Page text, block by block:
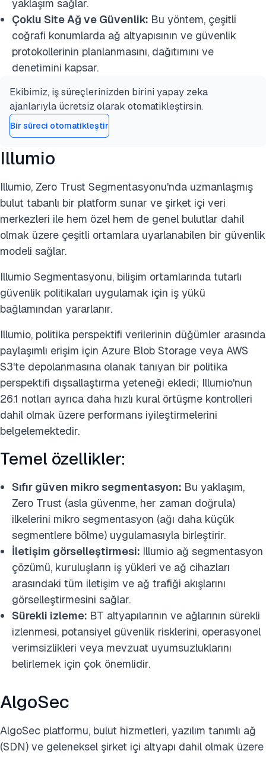
yaklaşım sağlar.
Çoklu Site Ağ ve Güvenlik: Bu yöntem, çeşitli
coğrafi konumlarda ağ altyapısının ve güvenlik
protokollerinin planlanmasını, dağıtımını ve
denetimini kapsar.
Ekibimiz, iş süreçlerinizden birini yapay zeka
ajanlarıyla ücretsiz olarak otomatikleştirsin.
Bir süreci otomatikleştir
Illumio
Illumio, Zero Trust Segmentasyonu'nda uzmanlaşmış
bulut tabanlı bir platform sunar ve şirket içi veri
merkezleri ile hem özel hem de genel bulutlar dahil
olmak üzere çeşitli ortamlara uyarlanabilen bir güvenlik
modeli sağlar.
Illumio Segmentasyonu, bilişim ortamlarında tutarlı
güvenlik politikaları uygulamak için iş yükü
bağlamından yararlanır.
Illumio, politika perspektifi verilerinin düğümler arasında
paylaşımlı erişim için Azure Blob Storage veya AWS
S3'te depolanmasına olanak tanıyan bir politika
perspektifi dışsallaştırma yeteneği ekledi; Illumio'nun
26.1 notları ayrıca daha hızlı kural örtüşme kontrolleri
dahil olmak üzere performans iyileştirmelerini
belgelemektedir.
Temel özellikler:
Sıfır güven mikro segmentasyon: Bu yaklaşım,
Zero Trust (asla güvenme, her zaman doğrula)
ilkelerini mikro segmentasyon (ağı daha küçük
segmentlere bölme) uygulamasıyla birleştirir.
İletişim görselleştirmesi: Illumio ağ segmentasyon
çözümü, kuruluşların iş yükleri ve ağ cihazları
arasındaki tüm iletişim ve ağ trafiği akışlarını
görselleştirmesini sağlar.
Sürekli izleme: BT altyapılarının ve ağlarının sürekli
izlenmesi, potansiyel güvenlik risklerini, operasyonel
verimsizlikleri veya mevzuat uyumsuzluklarını
belirlemek için çok önemlidir.
AlgoSec
AlgoSec platformu, bulut hizmetleri, yazılım tanımlı ağ
(SDN) ve geleneksel şirket içi altyapı dahil olmak üzere